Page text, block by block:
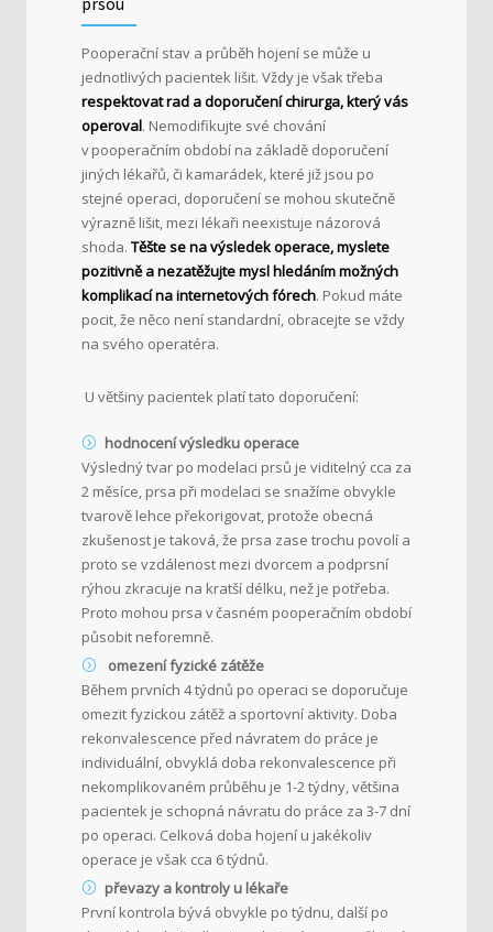
Pooperační stav a průběh hojení se může u
jednotlivých pacientek lišit. Vždy je však třeba
respektovat rad a doporučení chirurga, který vás
operoval. Nemodifikujte své chování
v pooperačním období na základě doporučení
jiných lékařů, či kamarádek, které již jsou po
stejné operaci, doporučení se mohou skutečně
výrazně lišit, mezi lékaři neexistuje názorová
shoda. Těšte se na výsledek operace, myslete
pozitivně a nezatěžujte mysl hledáním možných
komplikací na internetových fórech. Pokud máte
pocit, že něco není standardní, obracejte se vždy
na svého operatéra.
U většiny pacientek platí tato doporučení:
hodnocení výsledku operace
Výsledný tvar po modelaci prsů je viditelný cca za
2 měsíce, prsa při modelaci se snažíme obvykle
tvarově lehce překorigovat, protože obecná
zkušenost je taková, že prsa zase trochu povolí a
proto se vzdálenost mezi dvorcem a podprsní
rýhou zkracuje na kratší délku, než je potřeba.
Proto mohou prsa v časném pooperačním období
působit neforemně.
omezení fyzické zátěže
Během prvních 4 týdnů po operaci se doporučuje
omezit fyzickou zátěž a sportovní aktivity. Doba
rekonvalescence před návratem do práce je
individuální, obvyklá doba rekonvalescence při
nekomplikovaném průběhu je 1-2 týdny, většina
pacientek je schopná návratu do práce za 3-7 dní
po operaci. Celková doba hojení u jakékoliv
operace je však cca 6 týdnů.
převazy a kontroly u lékaře
První kontrola bývá obvykle po týdnu, další po